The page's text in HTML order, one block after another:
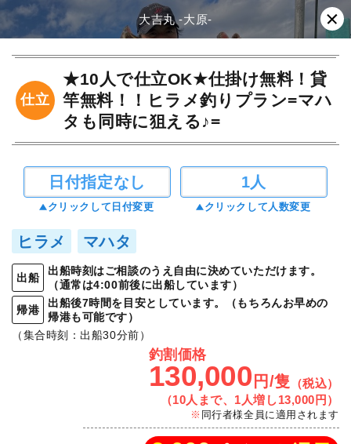
大吉丸 -大原-
仕立
★10人で仕立OK★仕掛け無料！貸
竿無料！！ヒラメ釣りプラン=マハ
タも同時に狙える♪=
日付指定なし
クリックして日付変更
1人
クリックして人数変更
ヒラメ マハタ
出船
出船時刻はご相談のうえ自由に決めていただけます。
（通常は4:00前後に出船しています）
帰港
出船後7時間を目安としています。（もちろんお早めの
帰港も可能です）
（集合時刻：出船30分前）
釣割価格
130,000 円/隻
（税込）
（10人まで、1人増し13,000円）
同行者様全員に適用されます